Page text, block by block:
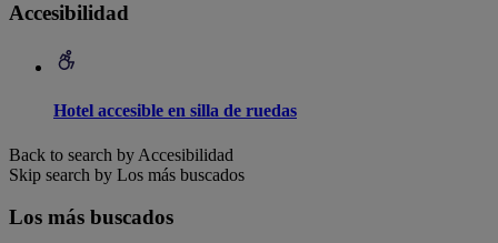
Accesibilidad
Hotel accesible en silla de ruedas
Back to search by Accesibilidad
Skip search by Los más buscados
Los más buscados